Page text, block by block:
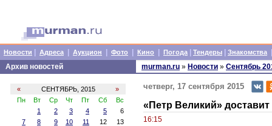
Новости Адреса Аукцион Фото Кино Погода Тендеры Знакомства
Архив новостей
« СЕНТЯБРЬ, 2015
»
Пн
Вт Ср Чт Пт Сб
Вс
1
2 3 4 5
6
7
8 9 10 11 12
13
murman.ru » Новости » Сентябрь
четверг, 17 сентября 2015
«Петр Великий»
16:15